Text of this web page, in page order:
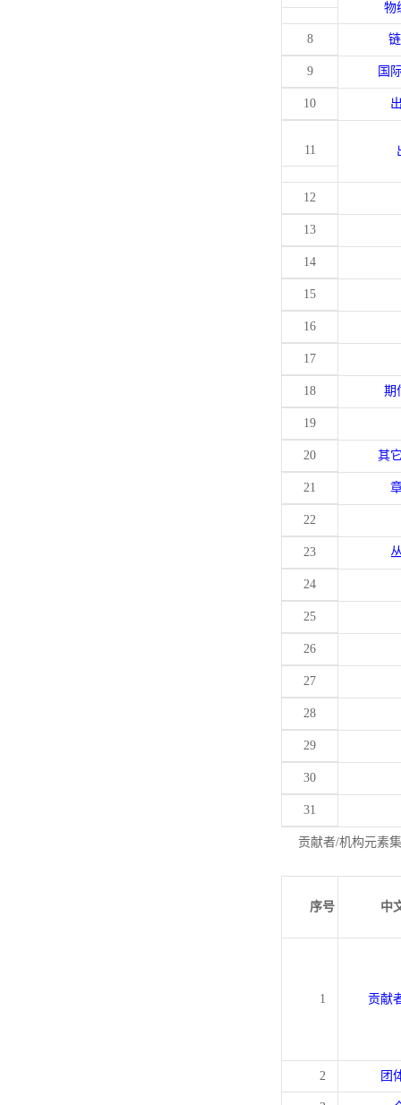
物
8
9 国
10
11
12
13
14
15
16
17
18 期
19
20 其
21
22
23
24
25
26
27
28
29
30
31
贡献者/机构元素
序号 中
1 贡献
2 团